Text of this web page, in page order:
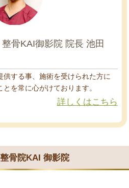
骨KAI御影院 院長 池田
する事、施術を受けられた方に
を常に心がけております。
詳しくはこちら
骨院KAI 御影院